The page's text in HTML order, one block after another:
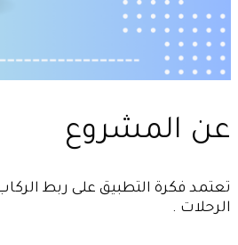
عن المشروع
تعتمد فكرة التطبيق على ربط
الرحلات .